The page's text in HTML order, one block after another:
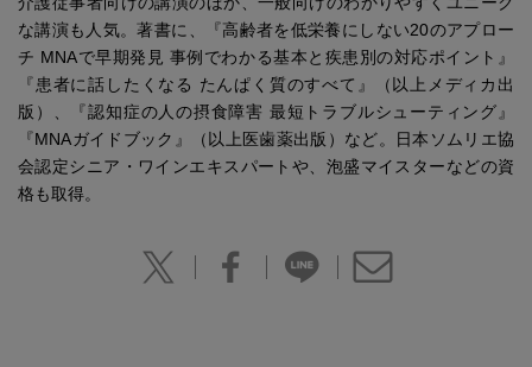
な講演も人気。著書に、『高齢者を低栄養にしない20のアプロー
チ MNAで早期発見 事例でわかる基本と疾患別の対応ポイント』
『患者に話したくなる たんぱく質のすべて』（以上メディカ出
版）、『認知症の人の摂食障害 最短トラブルシューティング』
『MNAガイドブック』（以上医歯薬出版）など。日本ソムリエ協
会認定シニア・ワインエキスパートや、泡盛マイスターなどの資
格も取得。